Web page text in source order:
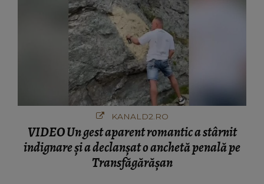
KANALD2.RO
VIDEO Un gest aparent romantic a stârnit
indignare și a declanșat o anchetă penală pe
Transfăgărășan